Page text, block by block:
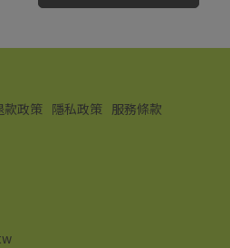
款政策 隱私政策 服務條款